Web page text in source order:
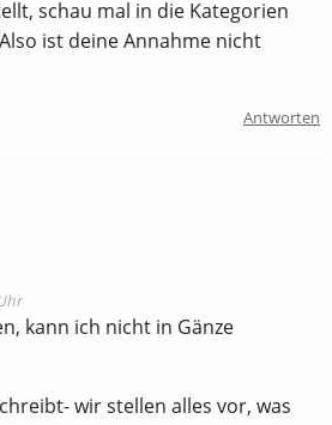
schau mal in die Kategorien
ist deine Annahme nicht
Antworten
kann ich nicht in Gänze
wir stellen alles vor, was